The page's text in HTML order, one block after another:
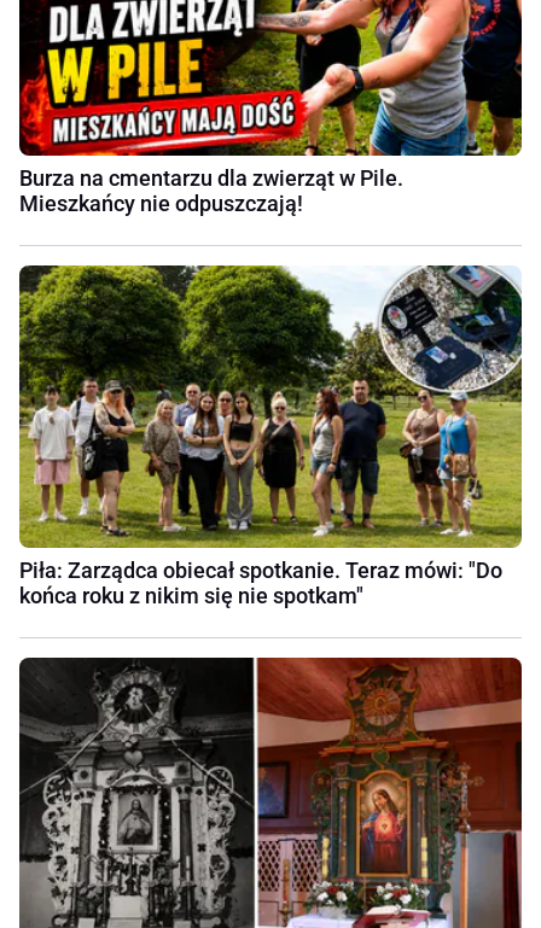
Burza na cmentarzu dla zwierząt w Pile.
Mieszkańcy nie odpuszczają!
Piła: Zarządca obiecał spotkanie. Teraz mówi: "Do
końca roku z nikim się nie spotkam"